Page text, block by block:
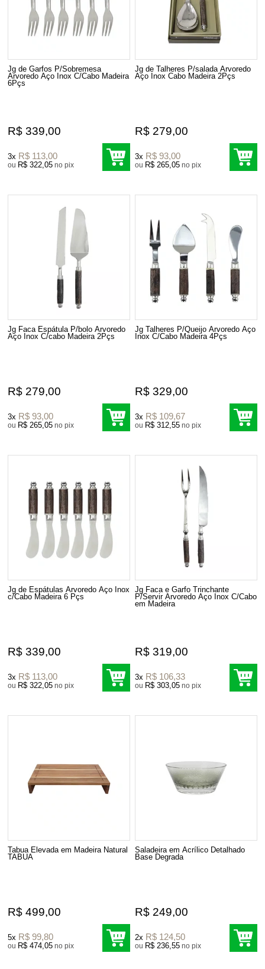
Jg de Garfos P/Sobremesa
Arvoredo Aço Inox C/Cabo Madeira
6Pçs
R$ 339,00
3x R$ 113,00
ou R$ 322,05 no pix
Jg de Talheres P/salada Arvoredo
Aço Inox Cabo Madeira 2Pçs
R$ 279,00
3x R$ 93,00
ou R$ 265,05 no pix
Jg Faca Espátula P/bolo Arvoredo
Aço Inox C/cabo Madeira 2Pçs
R$ 279,00
3x R$ 93,00
ou R$ 265,05 no pix
Jg Talheres P/Queijo Arvoredo Aço
Inox C/Cabo Madeira 4Pçs
R$ 329,00
3x R$ 109,67
ou R$ 312,55 no pix
Jg de Espátulas Arvoredo Aço Inox
c/Cabo Madeira 6 Pçs
R$ 339,00
3x R$ 113,00
ou R$ 322,05 no pix
Jg Faca e Garfo Trinchante
P/Servir Arvoredo Aço Inox C/Cabo
em Madeira
R$ 319,00
3x R$ 106,33
ou R$ 303,05 no pix
Tabua Elevada em Madeira Natural
TABUA
R$ 499,00
5x R$ 99,80
ou R$ 474,05 no pix
Saladeira em Acrílico Detalhado
Base Degrada
R$ 249,00
2x R$ 124,50
ou R$ 236,55 no pix